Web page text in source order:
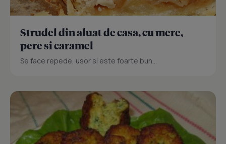
Strudel din aluat de casa, cu mere,
pere si caramel
Se face repede, usor si este foarte bun...